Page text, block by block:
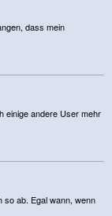
dass mein
einige andere User mehr
so ab. Egal wann, wenn